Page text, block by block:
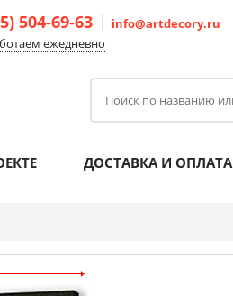
504-69-63
info@artdecory.ru
ежедневно
ДОСТАВКА И ОПЛАТА